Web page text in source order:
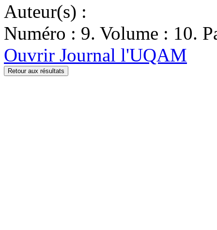
Auteur(s) :
Numéro : 9. Volume : 10.
Ouvrir Journal l'UQAM
Retour aux résultats